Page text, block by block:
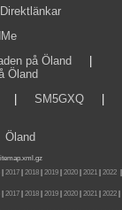
Direktlänkar
på Öland
Öland
SM5GXQ
Öland
| 2017| 2018| 2019| 2020| 2021| 2022|
2017 2018 2019 2020 2021 2022